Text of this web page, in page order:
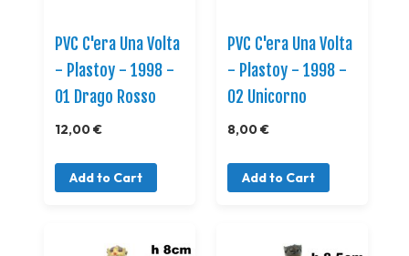
PVC C'era Una Volta
- Plastoy - 1998 -
01 Drago Rosso
12,00 €
Add to Cart
PVC C'era Una Volta
- Plastoy - 1998 -
02 Unicorno
8,00 €
Add to Cart